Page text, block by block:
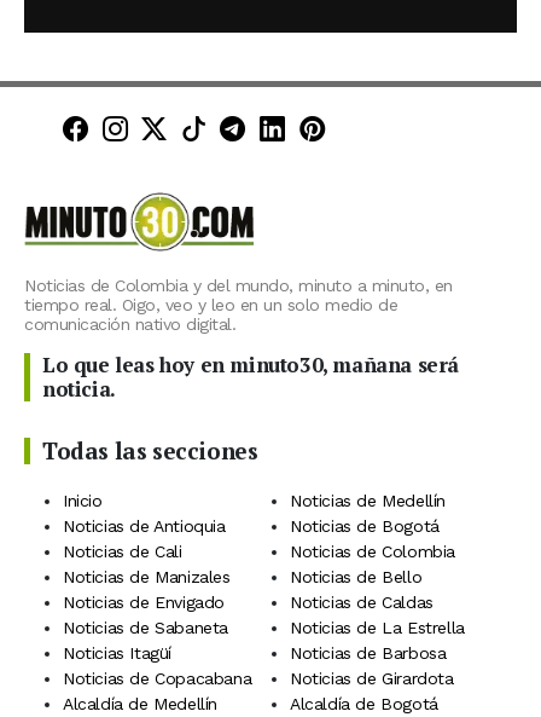
Minuto30 en Facebook
Minuto30 en Instagram
Minuto30 en X (Twitter)
Minuto30 en TikTok
Canal de Minuto30 en
Minuto30 en LinkedIn
Minuto30 en
Noticias de Colombia y del mundo, minuto a minuto, en
tiempo real. Oigo, veo y leo en un solo medio de
comunicación nativo digital.
Lo que leas hoy en minuto30, mañana será
noticia.
Todas las secciones
Inicio
Noticias de Medellín
Noticias de Antioquia
Noticias de Bogotá
Noticias de Cali
Noticias de Colombia
Noticias de Manizales
Noticias de Bello
Noticias de Envigado
Noticias de Caldas
Noticias de Sabaneta
Noticias de La Estrella
Noticias Itagüí
Noticias de Barbosa
Noticias de Copacabana
Noticias de Girardota
Alcaldía de Medellín
Alcaldía de Bogotá